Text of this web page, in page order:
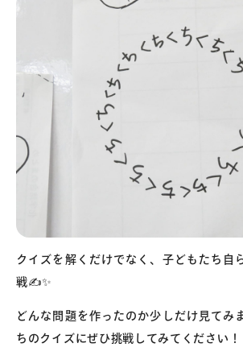
クイズを解くだけでなく、子どもたち自
戦✍️✨
どんな問題を作ったのか少しだけ見てみ
ちのクイズにぜひ挑戦してみてください！